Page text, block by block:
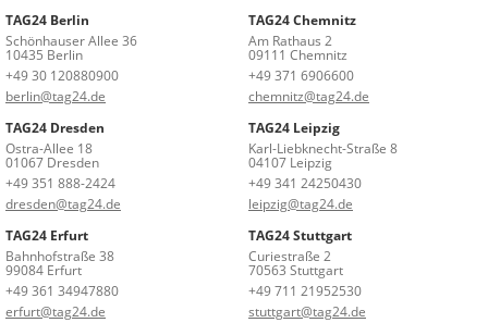
TAG24 Berlin
Schönhauser Allee 36
10435 Berlin
+49 30 120880900
berlin@tag24.de
TAG24 Chemnitz
Am Rathaus 2
09111 Chemnitz
+49 371 6906600
chemnitz@tag24.de
TAG24 Dresden
Ostra-Allee 18
01067 Dresden
+49 351 888-2424
dresden@tag24.de
TAG24 Leipzig
Karl-Liebknecht-Straße 8
04107 Leipzig
+49 341 24250430
leipzig@tag24.de
TAG24 Erfurt
Bahnhofstraße 38
99084 Erfurt
+49 361 34947880
erfurt@tag24.de
TAG24 Stuttgart
Curiestraße 2
70563 Stuttgart
+49 711 21952530
stuttgart@tag24.de